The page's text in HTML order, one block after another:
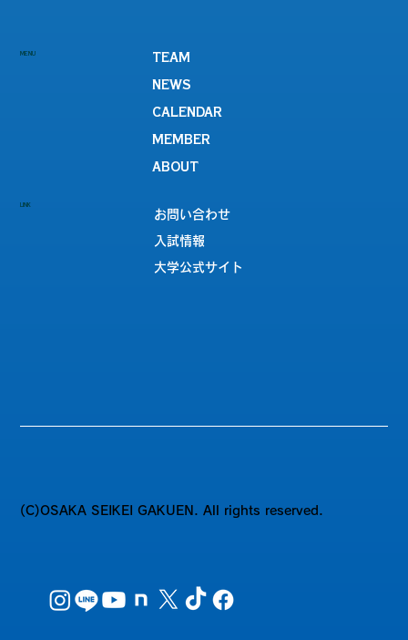
日本女子サッカー選手権大会滋賀県大会
MENU
TEAM
NEWS
CALENDAR
MEMBER
ABOUT
LINK
お問い合わせ
入試情報
大学公式サイト
(C)OSAKA SEIKEI GAKUEN. All rights reserved.